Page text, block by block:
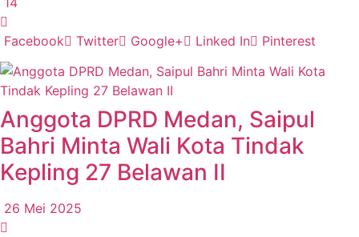
Facebook Twitter Google+ Linked In Pinterest
Anggota DPRD Medan, Saipul
Bahri Minta Wali Kota Tindak
Kepling 27 Belawan II
26 Mei 2025